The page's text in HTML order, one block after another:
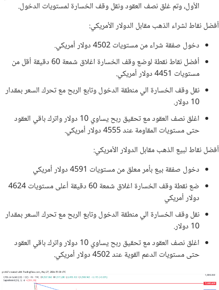
الأول، وتم غلق نصف العقود ونقل وقف الخسارة لمستويات الدخول.
أفضل نقاط لشراء الذهب مقابل الدولار الأمريكي:
دخول صفقة شراء من مستويات 4502 دولار أمريكي.
أفضل نقاط نقطة لوضع وقف الخسارة اغلاق شمعة 60 دقيقة أقل من
مستويات 4451 دولار أمريكي.
نقل وقف الخسارة الي منطقة الدخول وتابع الربح مع تحرك السعر بمقدار
10 دولار.
اغلق نصف العقود مع تحقيق ربح يساوي 10 دولار واترك باقي العقود
حتى مستويات المقاومة عند 4555 دولار أمريكي.
أفضل نقاط لبيع الذهب مقابل الدولار الأمريكي:
دخول صفقة بيع بأمر معلق من مستويات 4591 دولار أمريكي
ضع نقطة وقف الخسارة اغلاق شمعة 60 دقيقة أعلى مستويات 4624
دولار أمريكي
نقل وقف الخسارة الي منطقة الدخول وتابع الربح مع تحرك السعر بمقدار
10 دولار.
اغلق نصف العقود مع تحقيق ربح يساوي 10 دولار واترك باقي العقود
حتى مستويات الدعم القوية عند 4502 دولار أمريكي.